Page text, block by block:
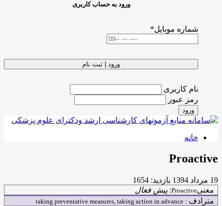
ورود به حساب کاربری
شماره موبایل*
ورود | ثبت نام
نام کاربری
رمز عبور
ورود
خانه
Proactive
19 مرداد 1394
بازدید: 1654
معنیProactive
: پیش فعال
مترادف :
taking preventative measures, taking action in advance